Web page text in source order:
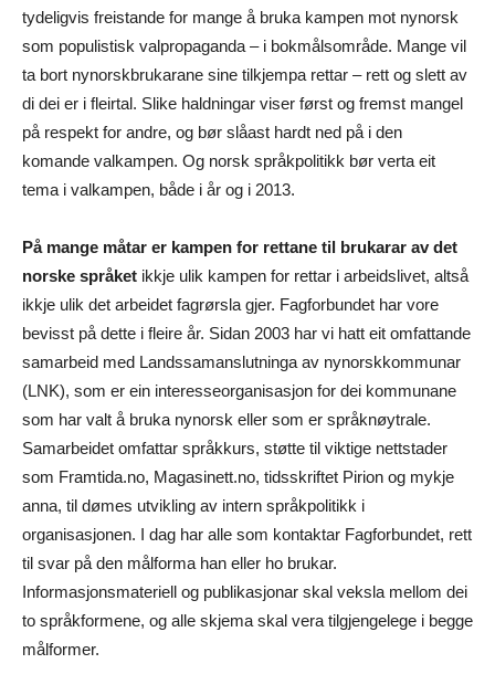
tydeligvis freistande for mange å bruka kampen mot nynorsk
som populistisk valpropaganda – i bokmålsområde. Mange vil
ta bort nynorskbrukarane sine tilkjempa rettar – rett og slett av
di dei er i fleirtal. Slike haldningar viser først og fremst mangel
på respekt for andre, og bør slåast hardt ned på i den
komande valkampen. Og norsk språkpolitikk bør verta eit
tema i valkampen, både i år og i 2013.
På mange måtar er kampen for rettane til brukarar av det
norske språket ikkje ulik kampen for rettar i arbeidslivet, altså
ikkje ulik det arbeidet fagrørsla gjer. Fagforbundet har vore
bevisst på dette i fleire år. Sidan 2003 har vi hatt eit omfattande
samarbeid med Landssamanslutninga av nynorskkommunar
(LNK), som er ein interesseorganisasjon for dei kommunane
som har valt å bruka nynorsk eller som er språknøytrale.
Samarbeidet omfattar språkkurs, støtte til viktige nettstader
som Framtida.no, Magasinett.no, tidsskriftet Pirion og mykje
anna, til dømes utvikling av intern språkpolitikk i
organisasjonen. I dag har alle som kontaktar Fagforbundet, rett
til svar på den målforma han eller ho brukar.
Informasjonsmateriell og publikasjonar skal veksla mellom dei
to språkformene, og alle skjema skal vera tilgjengelege i begge
målformer.